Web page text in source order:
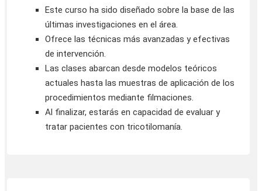
Este curso ha sido diseñado sobre la base de las
últimas investigaciones en el área.
Ofrece las técnicas más avanzadas y efectivas
de intervención.
Las clases abarcan desde modelos teóricos
actuales hasta las muestras de aplicación de los
procedimientos mediante filmaciones.
Al finalizar, estarás en capacidad de evaluar y
tratar pacientes con tricotilomanía.